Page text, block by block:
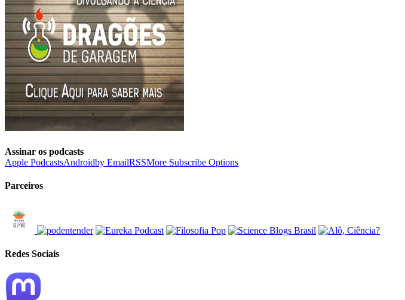
Assinar os podcasts
Apple PodcastsAndroidby EmailRSSMore Subscribe Options
Parceiros
Redes Sociais